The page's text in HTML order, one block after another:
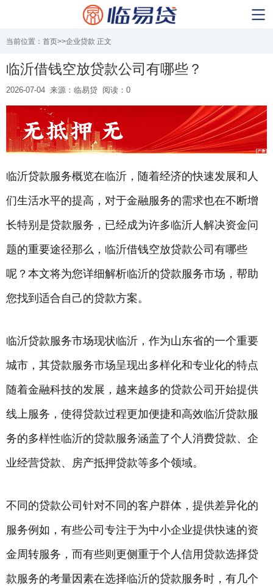
当前位置： 首页>>企业贷款 正文
临沂借钱空放贷款公司有哪些？
2026-07-04 来源：临易贷 阅读：0
临沂贷款服务概览在临沂，随着经济的快速发展和人
们生活水平的提高，对于金融服务的需求也在不断增
长特别是贷款服务，已经成为许多临沂人解决资金问
题的重要途径那么，临沂借钱空放贷款公司有哪些
呢？本文将为您详细解析临沂的贷款服务市场，帮助
您找到适合自己的贷款方案。
临沂贷款服务市场现状临沂，作为山东省的一个重要
城市，其贷款服务市场呈现出多样化和专业化的特点
随着金融科技的发展，越来越多的贷款公司开始提供
线上服务，使得贷款过程更加便捷和高效临沂贷款服
务的多样性临沂的贷款服务涵盖了个人消费贷款、企
业经营贷款、房产抵押贷款等多个领域。
不同的贷款公司针对不同的客户群体，提供差异化的
服务例如，有些公司专注于为中小企业提供快速的资
金周转服务，而有些则更侧重于个人信用贷款选择贷
款服务的考量因素在选择临沂的贷款服务时，有几个